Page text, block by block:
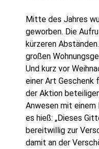
Mitte des Jahres
geworben. Die
kürzeren
großen
Und kurz vor
einer Art Geschenk
der Aktion
Anwesen mit
es hieß: „Dieses
bereitwillig zur
damit an der